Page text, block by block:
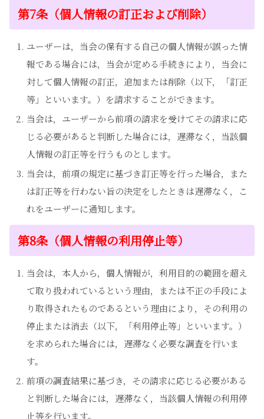
第7条（個人情報の訂正および削除）
ユーザーは，当会の保有する自己の個人情報が誤った情
報である場合には，当会が定める手続きにより，当会に
対して個人情報の訂正，追加または削除（以下，「訂正
等」といいます。）を請求することができます。
当会は，ユーザーから前項の請求を受けてその請求に応
じる必要があると判断した場合には，遅滞なく，当該個
人情報の訂正等を行うものとします。
当会は，前項の規定に基づき訂正等を行った場合，また
は訂正等を行わない旨の決定をしたときは遅滞なく，こ
れをユーザーに通知します。
第8条（個人情報の利用停止等）
当会は，本人から，個人情報が，利用目的の範囲を超え
て取り扱われているという理由，または不正の手段によ
り取得されたものであるという理由により，その利用の
停止または消去（以下，「利用停止等」といいます。）
を求められた場合には，遅滞なく必要な調査を行いま
す。
前項の調査結果に基づき，その請求に応じる必要がある
と判断した場合には，遅滞なく，当該個人情報の利用停
止等を行います。